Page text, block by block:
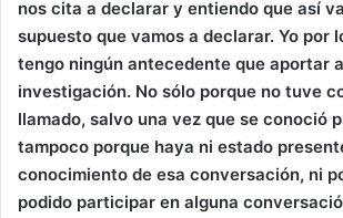
nos cita a declarar y entiendo que así
supuesto que vamos a declarar. Yo por
tengo ningún antecedente que aportar
investigación. No sólo porque no tuve
llamado, salvo una vez que se conoció
tampoco porque haya ni estado
conocimiento de esa conversación, ni
podido participar en alguna